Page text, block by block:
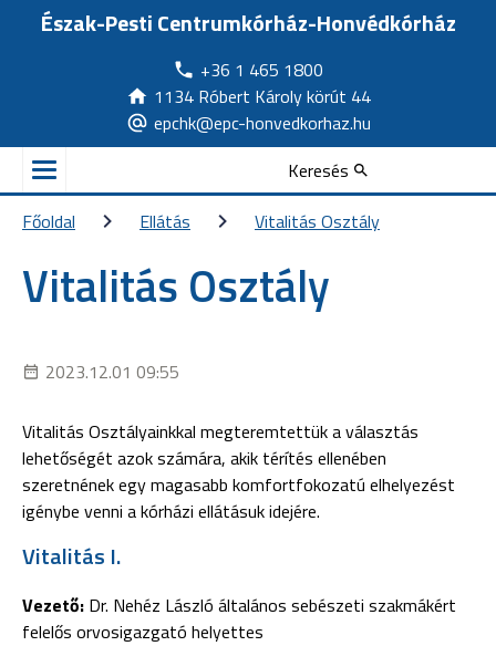
Észak-Pesti Centrumkórház-Honvédkórház
+36 1 465 1800
1134 Róbert Károly körút 44
epchk@epc-honvedkorhaz.hu
Keresés
Főoldal
Ellátás Vitalitás Osztály
Vitalitás Osztály
2023.12.01 09:55
Vitalitás Osztályainkkal megteremtettük a választás
lehetőségét azok számára, akik térítés ellenében
szeretnének egy magasabb komfortfokozatú elhelyezést
igénybe venni a kórházi ellátásuk idejére.
Vitalitás I.
Vezető: Dr. Nehéz László általános sebészeti szakmákért
felelős orvosigazgató helyettes